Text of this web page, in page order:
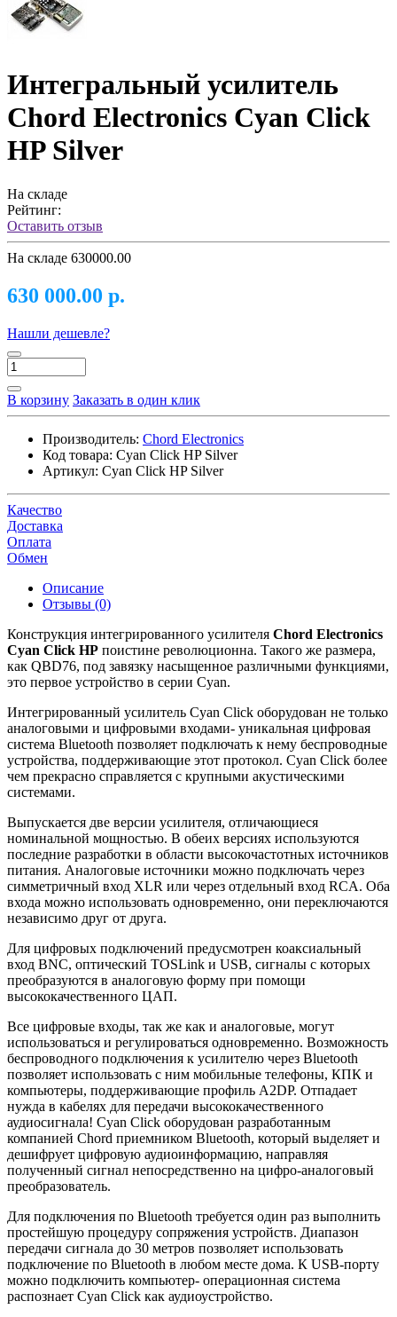
Интегральный усилитель
Chord Electronics Cyan Click
HP Silver
На складе
Рейтинг:
Оставить отзыв
На складе 630000.00
630 000.00 р.
Нашли дешевле?
В корзину Заказать в один клик
Производитель: Chord Electronics
Код товара: Cyan Click HP Silver
Артикул: Cyan Click HP Silver
Качество
Доставка
Оплата
Обмен
Описание
Отзывы (0)
Конструкция интегрированного усилителя Chord Electronics
Cyan Click HP поистине революционна. Такого же размера,
как QBD76, под завязку насыщенное различными функциями,
это первое устройство в серии Cyan.
Интегрированный усилитель Cyan Click оборудован не только
аналоговыми и цифровыми входами- уникальная цифровая
система Bluetooth позволяет подключать к нему беспроводные
устройства, поддерживающие этот протокол. Cyan Click более
чем прекрасно справляется с крупными акустическими
системами.
Выпускается две версии усилителя, отличающиеся
номинальной мощностью. В обеих версиях используются
последние разработки в области высокочастотных источников
питания. Аналоговые источники можно подключать через
симметричный вход XLR или через отдельный вход RCA. Оба
входа можно использовать одновременно, они переключаются
независимо друг от друга.
Для цифровых подключений предусмотрен коаксиальный
вход BNC, оптический TOSLink и USB, сигналы с которых
преобразуются в аналоговую форму при помощи
высококачественного ЦАП.
Все цифровые входы, так же как и аналоговые, могут
использоваться и регулироваться одновременно. Возможность
беспроводного подключения к усилителю через Bluetooth
позволяет использовать с ним мобильные телефоны, КПК и
компьютеры, поддерживающие профиль A2DP. Отпадает
нужда в кабелях для передачи высококачественного
аудиосигнала! Cyan Click оборудован разработанным
компанией Chord приемником Bluetooth, который выделяет и
дешифрует цифровую аудиоинформацию, направляя
полученный сигнал непосредственно на цифро-аналоговый
преобразователь.
Для подключения по Bluetooth требуется один раз выполнить
простейшую процедуру сопряжения устройств. Диапазон
передачи сигнала до 30 метров позволяет использовать
подключение по Bluetooth в любом месте дома. К USB-порту
можно подключить компьютер- операционная система
распознает Cyan Click как аудиоустройство.